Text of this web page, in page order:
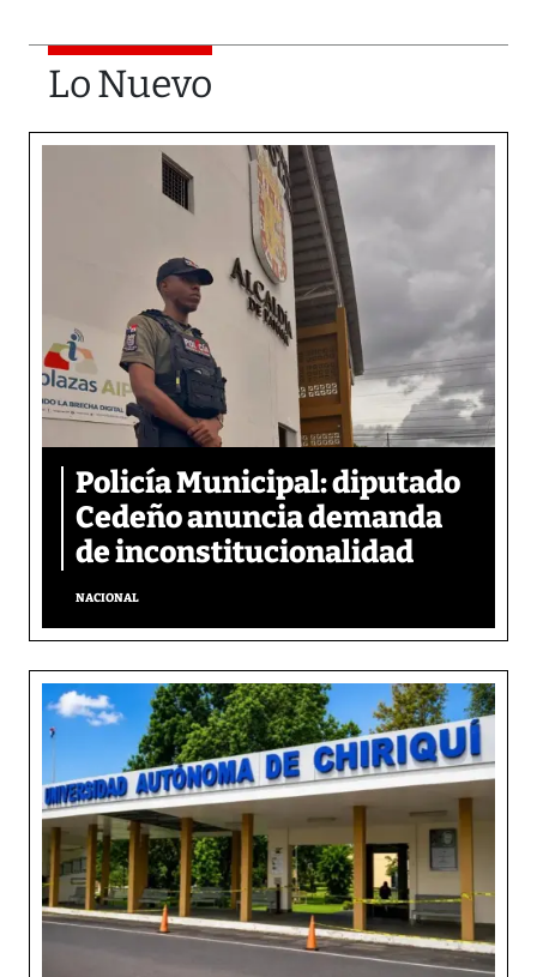
Lo Nuevo
Policía Municipal: diputado
Cedeño anuncia demanda
de inconstitucionalidad
NACIONAL